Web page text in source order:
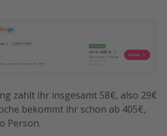
zahlt ihr insgesamt 58€, also 29€
bekommt ihr schon ab 405€,
Person.